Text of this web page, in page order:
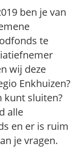
ben je van
te
wij deze
Enkhuizen?
kunt sluiten?
alle
en er is ruim
je vragen.